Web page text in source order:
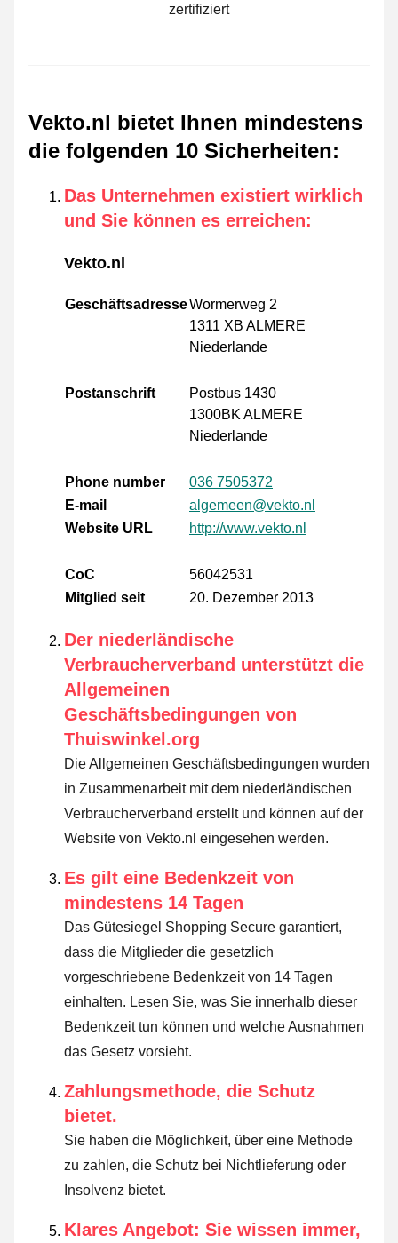
zertifiziert
Vekto.nl bietet Ihnen mindestens
die folgenden 10 Sicherheiten:
Das Unternehmen existiert wirklich
und Sie können es erreichen:
Vekto.nl
GeschäftsadresseWormerweg 2
1311 XB ALMERE
Niederlande
Postanschrift
Postbus 1430
1300BK ALMERE
Niederlande
Phone number
036 7505372
E-mail
algemeen@vekto.nl
Website URL
http://www.vekto.nl
CoC
56042531
Mitglied seit
20. Dezember 2013
Der niederländische
Verbraucherverband unterstützt die
Allgemeinen
Geschäftsbedingungen von
Thuiswinkel.org
Die Allgemeinen Geschäftsbedingungen wurden
in Zusammenarbeit mit dem niederländischen
Verbraucherverband erstellt und können auf der
Website von Vekto.nl eingesehen werden.
Es gilt eine Bedenkzeit von
mindestens 14 Tagen
Das Gütesiegel Shopping Secure garantiert,
dass die Mitglieder die gesetzlich
vorgeschriebene Bedenkzeit von 14 Tagen
einhalten. Lesen Sie, was Sie innerhalb dieser
Bedenkzeit tun können und welche Ausnahmen
das Gesetz vorsieht.
Zahlungsmethode, die Schutz
bietet.
Sie haben die Möglichkeit, über eine Methode
zu zahlen, die Schutz bei Nichtlieferung oder
Insolvenz bietet.
Klares Angebot: Sie wissen immer,